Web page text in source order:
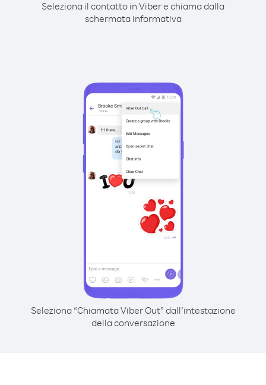
Seleziona il contatto in Viber e chiama dalla
schermata informativa
Seleziona “Chiamata Viber Out” dall’intestazione
della conversazione